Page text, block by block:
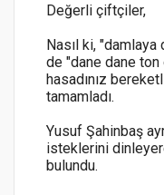
Değerli çiftçiler,
Nasıl ki,
de "dane dane
hasadınız
tamamladı.
Yusuf Şahinbaş
isteklerini
bulundu.